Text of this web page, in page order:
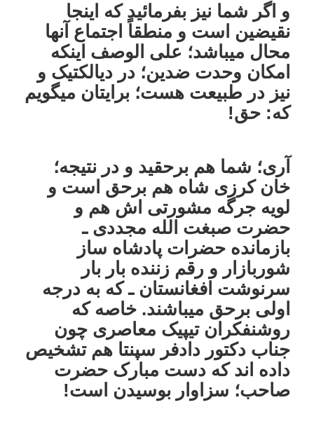
و اگر شما نیز بفرمائید که اینجا
نقیضین است و منطقاً اجتماع آنها
محال میباشد؛ علی الوصف اینکه
امکان وحدت ضدین؛ در دیالکتیک و
نیز در طبیعت هست؛ برایتان میگویم
که: حق!
آری؛ شما هم برحقید و در نتیجه؛
خان کرزی شاه هم برحق است و
لویه جرگه مشورتی اش هم و
حضرت صبغت الله مجددی ـ
بازمانده حضرات پادشاه ساز
شوربازار و رقم زننده بار بار
سرنوشت افغانستان ـ که به درجه
اولی برحق میباشند. خاصه که
روشنفکران تیپیک معاصری چون
جناب دکتور دادفر سپنتا هم تشخیص
داده اند که دست مبارک حضرت
صاحب؛ سزاوار بوسیدن است!